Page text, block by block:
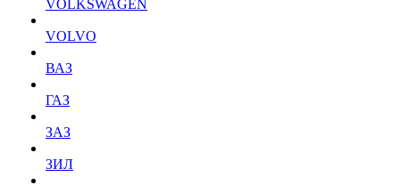
VOLKSWAGEN
VOLVO
ВАЗ
ГАЗ
ЗАЗ
ЗИЛ